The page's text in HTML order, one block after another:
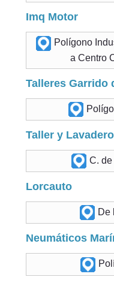
Imq Motor
Polígono
a Centro
Talleres Garrido
Taller y
C. de
Lorcauto
De
Neumáticos